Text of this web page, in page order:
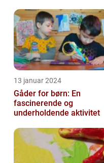
13 januar 2024
Gåder for børn: En
fascinerende og
underholdende aktivitet